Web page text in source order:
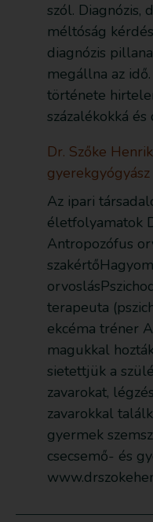
szól. Diagnózis,
méltóság
diagnózis
megállna az
története
százalékokká
Dr. Szőke
gyerekgyógyász
Az ipari
életfolyamatok
Antropozófus
terapeuta
ekcéma tréner
magukkal
sietettjük a
zavarokat,
zavarokkal
gyermek
csecsemő- és